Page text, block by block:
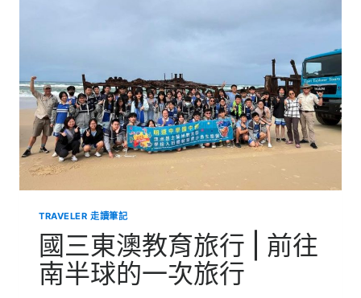
我
懂
得，
在
說
不
時
候
TRAVELER 走讀筆記
國三東澳教育旅行 | 前往
南半球的一次旅行